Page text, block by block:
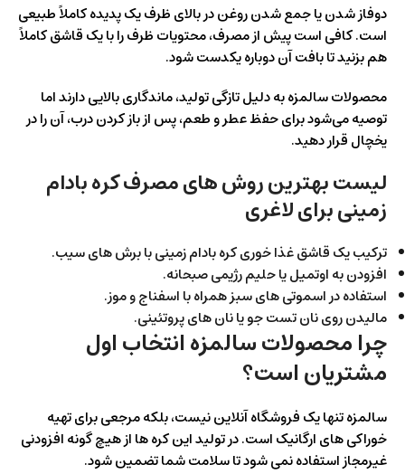
دوفاز شدن یا جمع شدن روغن در بالای ظرف یک پدیده کاملاً طبیعی
است. کافی است پیش از مصرف، محتویات ظرف را با یک قاشق کاملاً
هم بزنید تا بافت آن دوباره یکدست شود.
محصولات سالمزه به دلیل تازگی تولید، ماندگاری بالایی دارند اما
توصیه می‌شود برای حفظ عطر و طعم، پس از باز کردن درب، آن را در
یخچال قرار دهید.
لیست بهترین روش‌ های مصرف کره بادام
زمینی برای لاغری
ترکیب یک قاشق غذا خوری کره بادام زمینی با برش‌ های سیب.
افزودن به اوتمیل یا حلیم رژیمی صبحانه.
استفاده در اسموتی‌ های سبز همراه با اسفناج و موز.
مالیدن روی نان تست جو یا نان‌ های پروتئینی.
چرا محصولات سالمزه انتخاب اول
مشتریان است؟
سالمزه تنها یک فروشگاه آنلاین نیست، بلکه مرجعی برای تهیه
خوراکی‌ های ارگانیک است. در تولید این کره‌ ها از هیچ‌ گونه افزودنی
غیرمجاز استفاده نمی‌ شود تا سلامت شما تضمین شود.